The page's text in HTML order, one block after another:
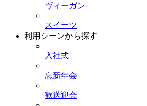
ヴィーガン
スイーツ
利用シーンから探す
入社式
忘新年会
歓送迎会